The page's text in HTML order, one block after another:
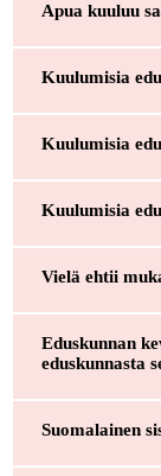
Apua kuuluu
Kuulumisia
Kuulumisia
Kuulumisia
Vielä ehtii
Eduskunnan
eduskunnasta
Suomalainen